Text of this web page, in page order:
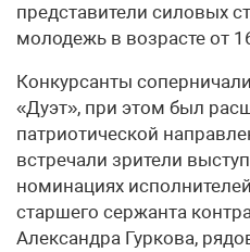
представители силовых
молодежь в возрасте от
Конкурсанты
«Дуэт», при этом был
патриотической
встречали зрители
номинациях
старшего сержанта
Александра Гуркова,